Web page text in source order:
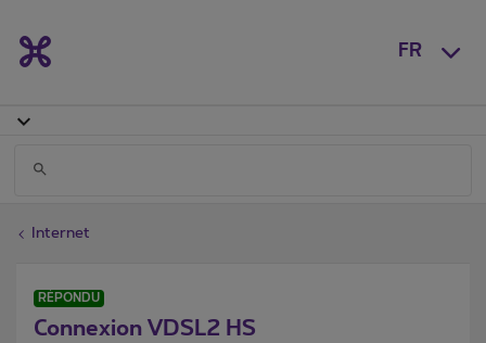
FR
Internet
RÉPONDU
Connexion VDSL2 HS